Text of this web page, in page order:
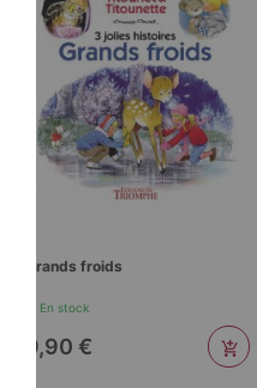
Grands froids
En stock
9,90 €